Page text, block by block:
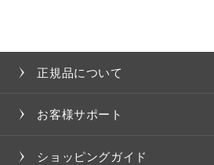
正規品について
お客様サポート
ショッピングガイド